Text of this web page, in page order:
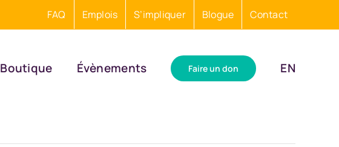
FAQ Emplois S’impliquer Blogue Contact
Boutique Évènements Faire un don EN